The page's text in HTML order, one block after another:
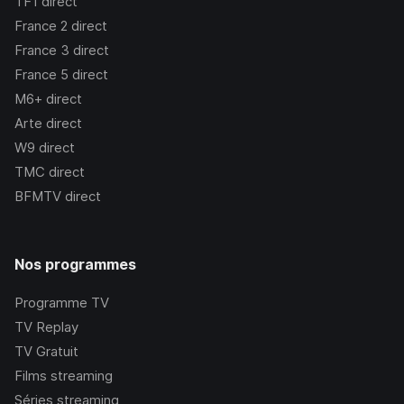
France 2 direct
France 3 direct
France 5 direct
M6+ direct
Arte direct
W9 direct
TMC direct
BFMTV direct
Nos programmes
Programme TV
TV Replay
TV Gratuit
Films streaming
Séries streaming